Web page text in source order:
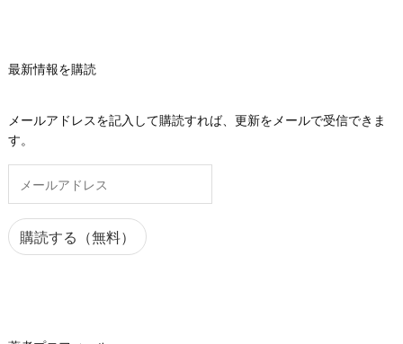
最新情報を購読
メールアドレスを記入して購読すれば、更新をメールで受信できま
す。
ア
ド
購読する（無料）